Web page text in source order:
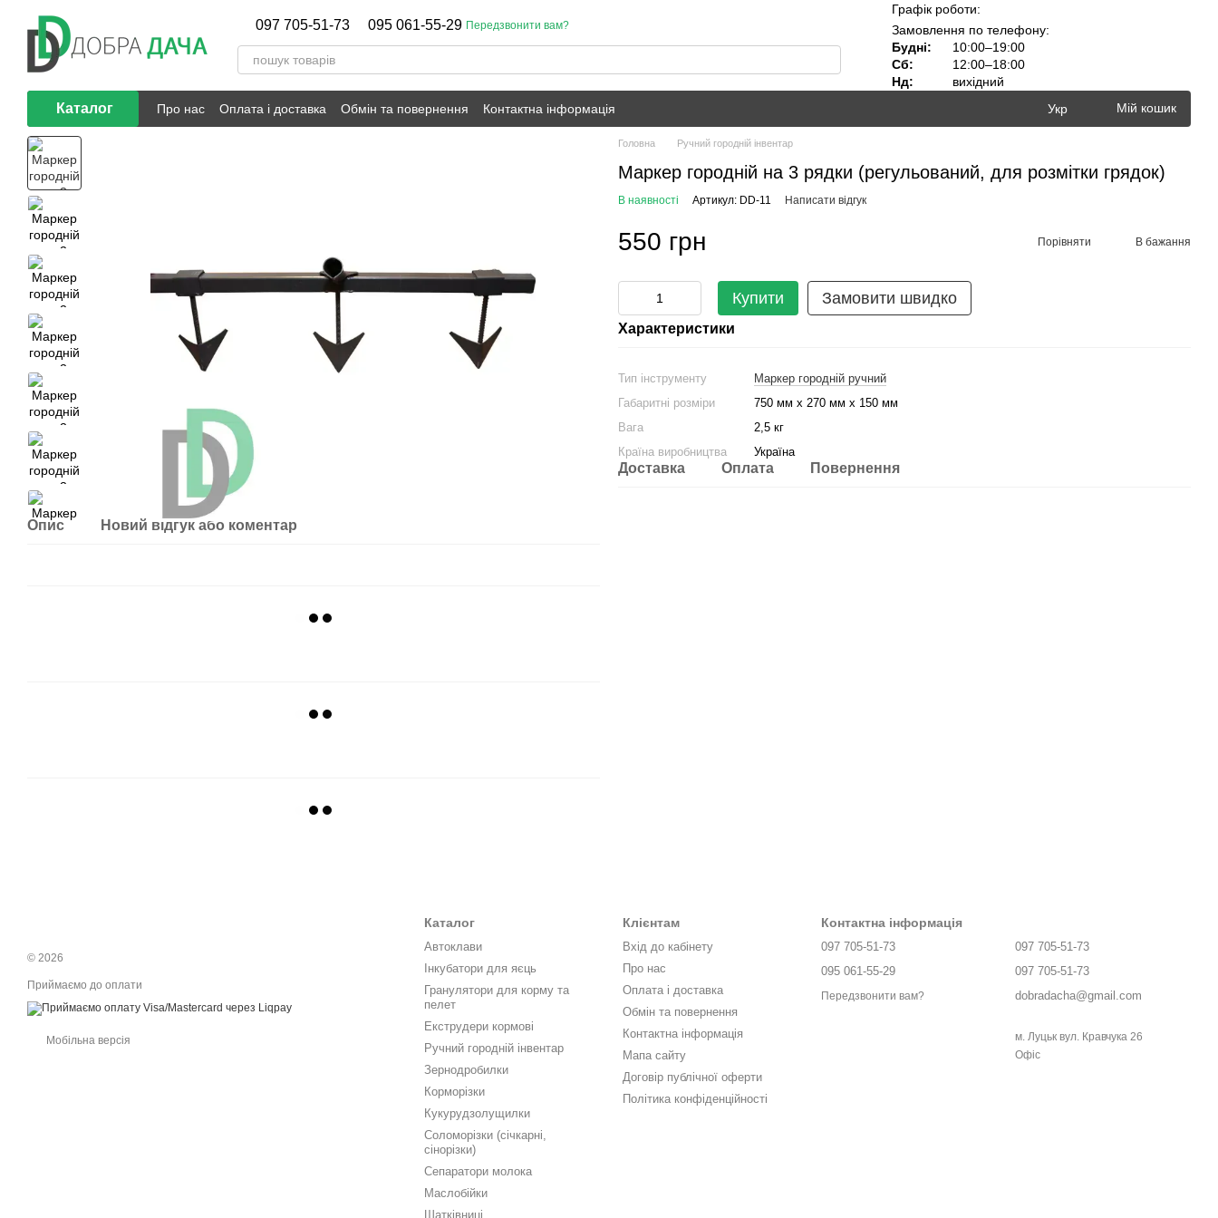
Перейти до основного контенту
097 705-51-73 095 061-55-29 Передзвонити вам?
Графік роботи:
Замовлення по телефону:
Будні:
10:00–19:00
Сб:
12:00–18:00
Нд:
вихідний
Каталог Про нас Оплата і доставка Обмін та повернення Контактна інформація Укр Мій кошик
Опис Новий відгук або коментар
Головна Ручний городній інвентар
Маркер городній на 3 рядки (регульований, для розмітки грядок)
В наявності Артикул: DD-11 Написати відгук
550 грн Порівняти В бажання
Купити Замовити швидко
Характеристики
Тип інструменту
Маркер городній ручний
Габаритні розміри
750 мм х 270 мм х 150 мм
Вага
2,5 кг
Країна виробництва
Україна
Доставка Оплата Повернення
© 2026
Приймаємо до оплати
Мобільна версія
Каталог
Автоклави
Інкубатори для яєць
Гранулятори для корму та
пелет
Екструдери кормові
Ручний городній інвентар
Зернодробилки
Корморізки
Кукурудзолущилки
Соломорізки (січкарні,
сінорізки)
Сепаратори молока
Маслобійки
Шатківниці
Клієнтам
Вхід до кабінету
Про нас
Оплата і доставка
Обмін та повернення
Контактна інформація
Мапа сайту
Договір публічної оферти
Політика конфіденційності
Контактна інформація
097 705-51-73
095 061-55-29
Передзвонити вам?
097 705-51-73
097 705-51-73
dobradacha@gmail.com
м. Луцьк вул. Кравчука 26
Офіс